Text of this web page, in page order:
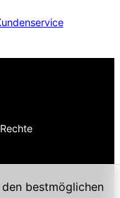
bestmöglichen